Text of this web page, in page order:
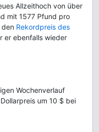
Allzeithoch von über
mit 1577 Pfund pro
den Rekordpreis des
er ebenfalls wieder
Wochenverlauf
um 10 $ bei